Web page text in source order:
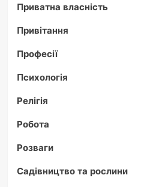
Приватна власність
Привітання
Професії
Психологія
Релігія
Робота
Розваги
Садівництво та рослини